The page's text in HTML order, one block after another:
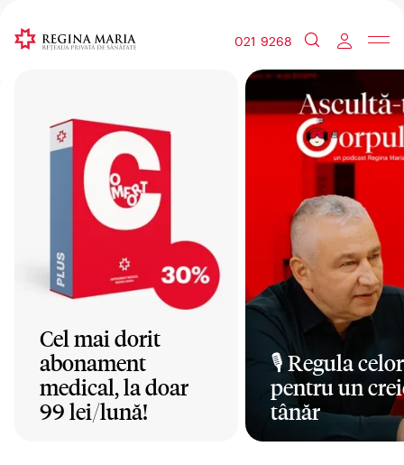
021 9268
Cel mai dorit
abonament
medical, la doar
99 lei/lună!
🎙️ Regula
pentru un
tânăr